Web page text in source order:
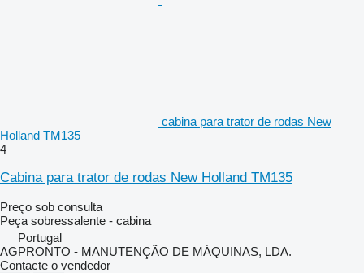
cabina para trator de rodas New
Holland TM135
4
Cabina para trator de rodas New Holland TM135
Preço sob consulta
Peça sobressalente - cabina
Portugal
AGPRONTO - MANUTENÇÃO DE MÁQUINAS, LDA.
Contacte o vendedor